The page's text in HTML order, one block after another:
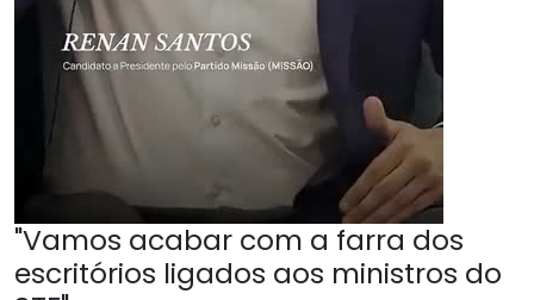
"Vamos acabar com a farra dos
escritórios ligados aos ministros do